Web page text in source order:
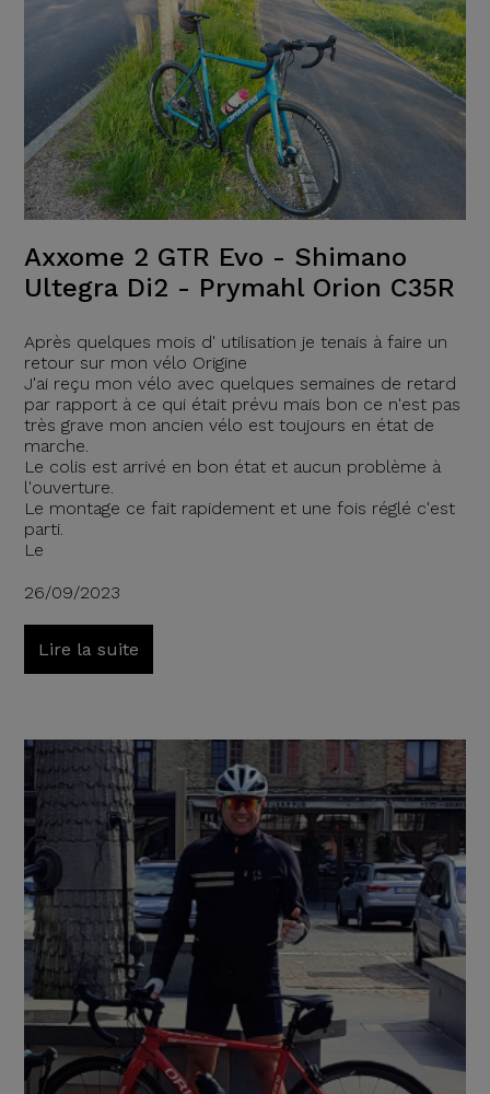
Axxome 2 GTR Evo - Shimano
Ultegra Di2 - Prymahl Orion C35R
Après quelques mois d' utilisation je tenais à faire un
retour sur mon vélo Origine
J'ai reçu mon vélo avec quelques semaines de retard
par rapport à ce qui était prévu mais bon ce n'est pas
très grave mon ancien vélo est toujours en état de
marche.
Le colis est arrivé en bon état et aucun problème à
l'ouverture.
Le montage ce fait rapidement et une fois réglé c'est
parti.
Le
26/09/2023
Lire la suite